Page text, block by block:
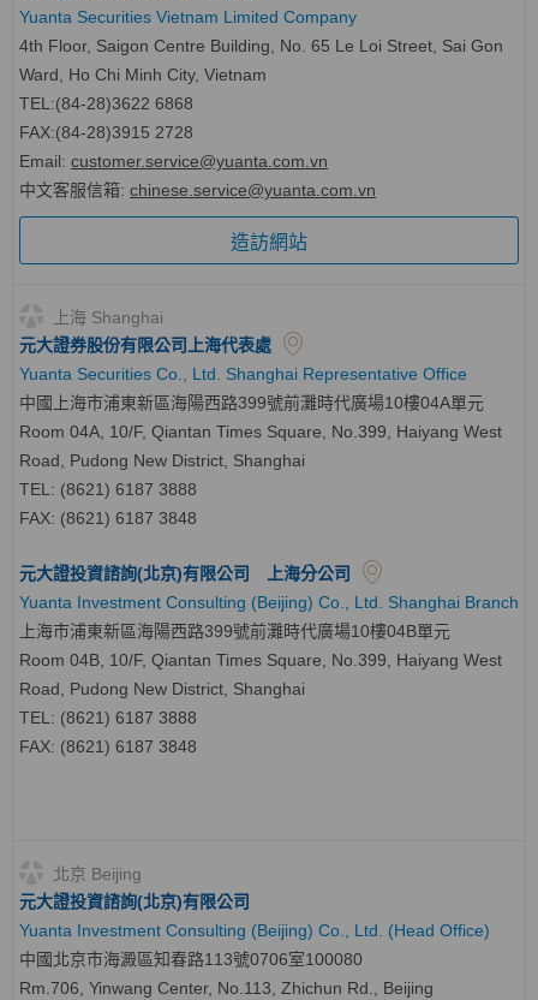
造訪網站
Yuanta Securities Vietnam Limited Company
4th Floor, Saigon Centre Building, No. 65 Le Loi Street, Sai Gon
Ward, Ho Chi Minh City, Vietnam
TEL:(84-28)3622 6868
FAX:(84-28)3915 2728
Email: customer.service@yuanta.com.vn
中文客服信箱: chinese.service@yuanta.com.vn
上海 Shanghai
元大證券股份有限公司上海代表處
Yuanta Securities Co., Ltd. Shanghai Representative Office
中國上海市浦東新區海陽西路399號前灘時代廣場10樓04A單元
Room 04A, 10/F, Qiantan Times Square, No.399, Haiyang West
Road, Pudong New District, Shanghai
TEL: (8621) 6187 3888
FAX: (8621) 6187 3848
元大證投資諮詢(北京)有限公司 上海分公司
Yuanta Investment Consulting (Beijing) Co., Ltd. Shanghai Branch
上海市浦東新區海陽西路399號前灘時代廣場10樓04B單元
Room 04B, 10/F, Qiantan Times Square, No.399, Haiyang West
Road, Pudong New District, Shanghai
TEL: (8621) 6187 3888
FAX: (8621) 6187 3848
北京 Beijing
元大證投資諮詢(北京)有限公司
Yuanta Investment Consulting (Beijing) Co., Ltd. (Head Office)
中國北京市海澱區知春路113號0706室100080
Rm.706, Yinwang Center, No.113, Zhichun Rd., Beijing